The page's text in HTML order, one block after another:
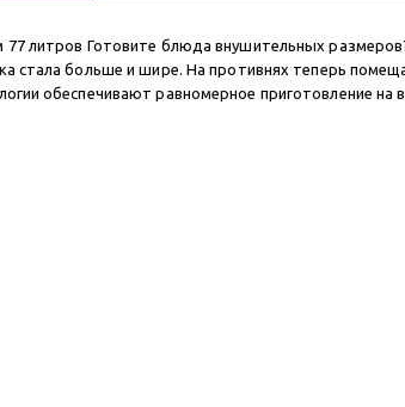
литров Готовите блюда внушительных
стала больше и шире. На противнях теперь
обеспечивают равномерное приготовление на